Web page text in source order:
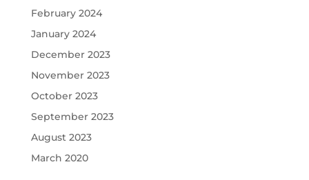
February 2024
January 2024
December 2023
November 2023
October 2023
September 2023
August 2023
March 2020